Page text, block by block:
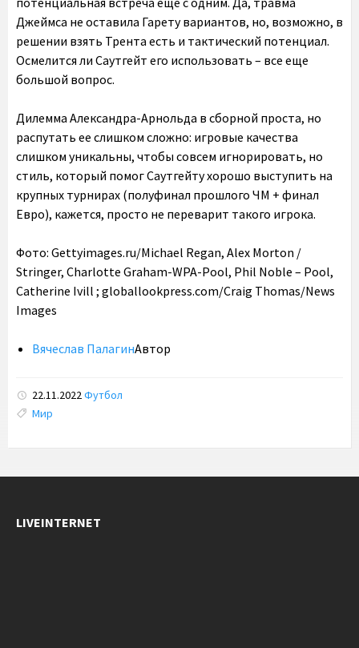
Джеймса не оставила Гарету вариантов, но, возможно, в
решении взять Трента есть и тактический потенциал.
Осмелится ли Саутгейт его использовать – все еще
большой вопрос.
Дилемма Александра-Арнольда в сборной проста, но
распутать ее слишком сложно: игровые качества
слишком уникальны, чтобы совсем игнорировать, но
стиль, который помог Саутгейту хорошо выступить на
крупных турнирах (полуфинал прошлого ЧМ + финал
Евро), кажется, просто не переварит такого игрока.
Фото: Gettyimages.ru/Michael Regan, Alex Morton /
Stringer, Charlotte Graham-WPA-Pool, Phil Noble – Pool,
Catherine Ivill ; globallookpress.com/Craig Thomas/News
Images
Вячеслав ПалагинАвтор
22.11.2022Футбол
Tags:
Мир
LIVEINTERNET